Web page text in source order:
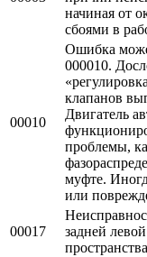
начиная от
сбоями в
00010
Ошибка
000010.
клапанов
Двигатель
проблемы,
муфте.
или
00017
задней